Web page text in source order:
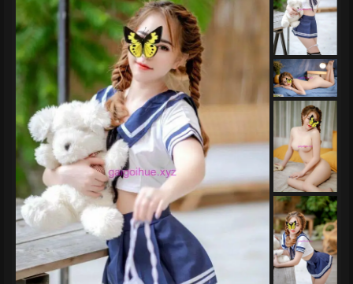
Trang
Chủ
Gái
gọi
Huế
Gái
Gọi
Huế
Giá
Rẽ
Gái
Gọi
Sinh